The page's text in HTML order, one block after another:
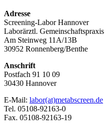
Adresse
Screening-Labor Hannover
Laborärztl. Gemeinschaftspraxis
Am Steinweg 11A/13B
30952 Ronnenberg/Benthe
Anschrift
Postfach 91 10 09
30430 Hannover
E-Mail: labor(at)metabscreen.de
Tel. 05108-92163-0
Fax. 05108-92163-19